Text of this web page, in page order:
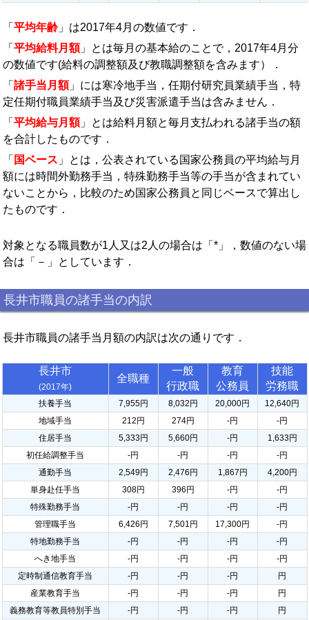
「 平均年齢 」は2017年4月の数値です．
「 平均給料月額」とは毎月の基本給のことで，2017年4月分
の数値です(給料の調整額及び教職調整額を含みます）．
「 諸手当月額」には寒冷地手当，任期付研究員業績手当，特
定任期付職員業績手当及び災害派遣手当は含みません．
「 平均給与月額」とは給料月額と毎月支払われる諸手当の額
を合計したものです．
「 国ベース 」とは，公表されている国家公務員の平均給与月
額には時間外勤務手当，特殊勤務手当等の手当が含まれてい
ないことから，比較のため国家公務員と同じベースで算出し
たものです．
対象となる職員数が1人又は2人の場合は「*」，数値のない場
合は「－」としています．
長井市職員の諸手当の内訳
長井市職員の諸手当月額の内訳は次の通りです．
長井市
(2017年)
全職種
一般
行政職
教育
公務員
技能
労務職
扶養手当 7,955円 8,032円 20,000円
12,640円
地域手当
212円 274円 -円
-円
住居手当
5,333円 5,660円 -円
1,633円
初任給調整手当
-円 -円 -円
-円
通勤手当
2,549円 2,476円 1,867円
4,200円
単身赴任手当
308円 396円 -円
-円
特殊勤務手当
-円 -円 -円
-円
管理職手当
6,426円 7,501円 17,300円
-円
特地勤務手当
-円 -円 -円
-円
へき地手当
-円 -円 -円
-円
定時制通信教育手当
-円 -円 -円
円
産業教育手当
-円 -円 -円
円
義務教育等教員特別手当
-円 -円 -円
円